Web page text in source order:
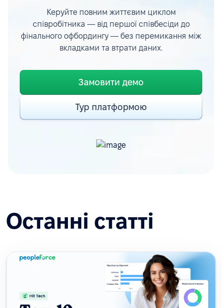
Керуйте повним життєвим циклом
співробітника — від першої співбесіди до
фінального офбордингу — без перемикання між
вкладками та втрати даних.
Замовити демо
Тур платформою
Останні статті